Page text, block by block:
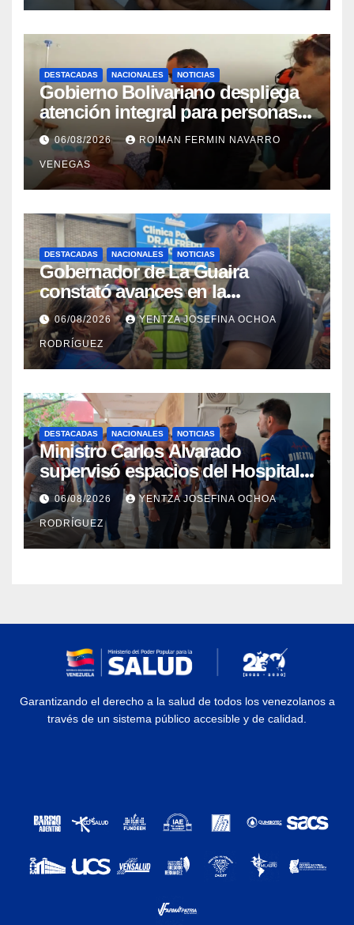
DESTACADAS NACIONALES NOTICIAS
Gobierno Bolivariano despliega
atención integral para personas
con discapacidad en
campamentos de La Guaira
06/08/2026 ROIMAN FERMIN NAVARRO
VENEGAS
DESTACADAS NACIONALES NOTICIAS
Gobernador de La Guaira
constató avances en la
rehabilitación del Hospitalito de
Catia la Mar
06/08/2026 YENTZA JOSEFINA OCHOA
RODRÍGUEZ
DESTACADAS NACIONALES NOTICIAS
Ministro Carlos Alvarado
supervisó espacios del Hospital
Dermatológico Dr. Martín Vegas
en La Guaira
06/08/2026 YENTZA JOSEFINA OCHOA
RODRÍGUEZ
Garantizando el derecho a la salud de todos los venezolanos a
través de un sistema público accesible y de calidad.